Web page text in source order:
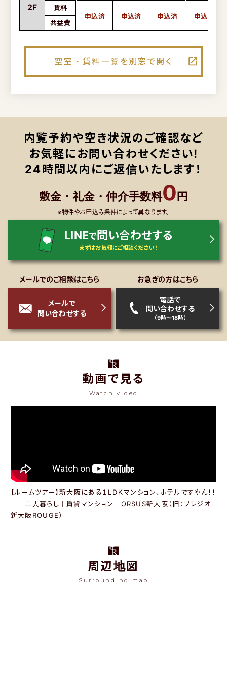
2F
賃料
共益費
空室・賃料一覧を別窓で開く
内覧予約や空き状況のご確認など
お気軽にお問い合わせください!
24時間以内にご返信いたします！
敷金・礼金・仲介手数料0円
※物件やお申込み条件によって異なります。
LINEで問い合わせする
まずはお気軽にご相談ください！
メールでのご相談はこちら
メールで
問い合わせする
お急ぎの方はこちら
電話で
問い合わせする
（9時～18時）
動画で見る
Watch video
【ルームツアー】新大阪にある１LDＫマンション、ホテルですやん！！
｜｜二人暮らし｜賃貸マンション｜ORSUS新大阪（旧：プレジオ
新大阪ROUGE）
周辺地図
Surrounding map